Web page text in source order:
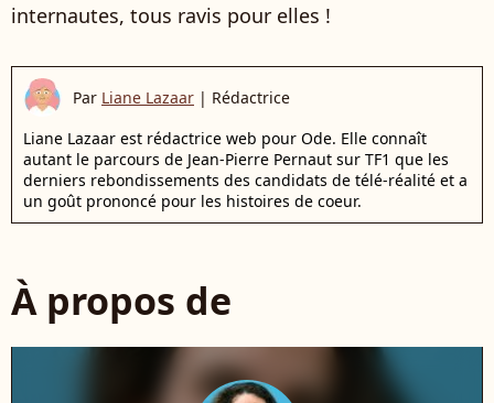
internautes, tous ravis pour elles !
Par Liane Lazaar | Rédactrice
Liane Lazaar est rédactrice web pour Ode. Elle connaît
autant le parcours de Jean-Pierre Pernaut sur TF1 que les
derniers rebondissements des candidats de télé-réalité et a
un goût prononcé pour les histoires de coeur.
À propos de